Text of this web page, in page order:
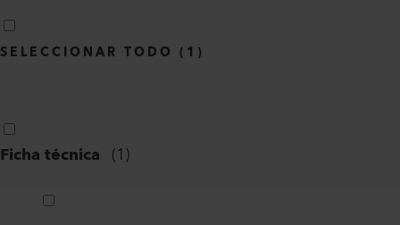
SELECCIONAR TODO ( 1 )
Ficha técnica (1)